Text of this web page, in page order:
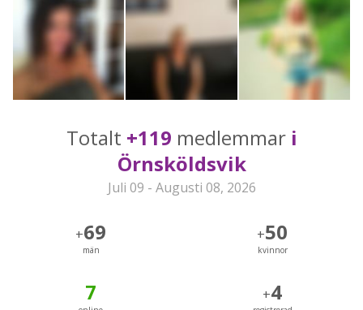
Totalt +119 medlemmar i
Örnsköldsvik
Juli 09 - Augusti 08, 2026
+69
män
+50
kvinnor
7 +4